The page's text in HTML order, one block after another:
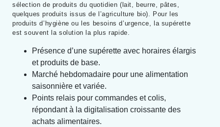
sélection de produits du quotidien (lait, beurre, pâtes,
quelques produits issus de l’agriculture bio). Pour les
produits d’hygiène ou les besoins d’urgence, la supérette
est souvent la solution la plus rapide.
Présence d’une supérette avec horaires élargis
et produits de base.
Marché hebdomadaire pour une alimentation
saisonnière et variée.
Points relais pour commandes et colis,
répondant à la digitalisation croissante des
achats alimentaires.